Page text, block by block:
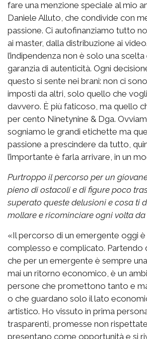
fare una menzione speciale al mio
Daniele Alluto, che condivide con
passione. Ci autofinanziamo tutto
ai master, dalla distribuzione ai
l’indipendenza non è solo una
garanzia di autenticità. Ogni
questo si sente nei brani: non ci
imposti da altri, solo quello che
davvero. È più faticoso, ma quello
per cento Ninetynine & Dga.
sogniamo le grandi etichette ma
passione a prescindere da tutto,
l’importante è farla arrivare, in un
Purtroppo il percorso per un
pieno di ostacoli e di figure poco
superato queste delusioni e cosa ti
mollare e ricominciare ogni volta
«Il percorso di un emergente oggi è
complesso e complicato. Partendo
che per un emergente è sempre
mai un ritorno economico, è un
persone che promettono tanto e
o che guardano solo il lato
artistico. Ho vissuto in prima
trasparenti, promesse non
presentano come opportunità e si